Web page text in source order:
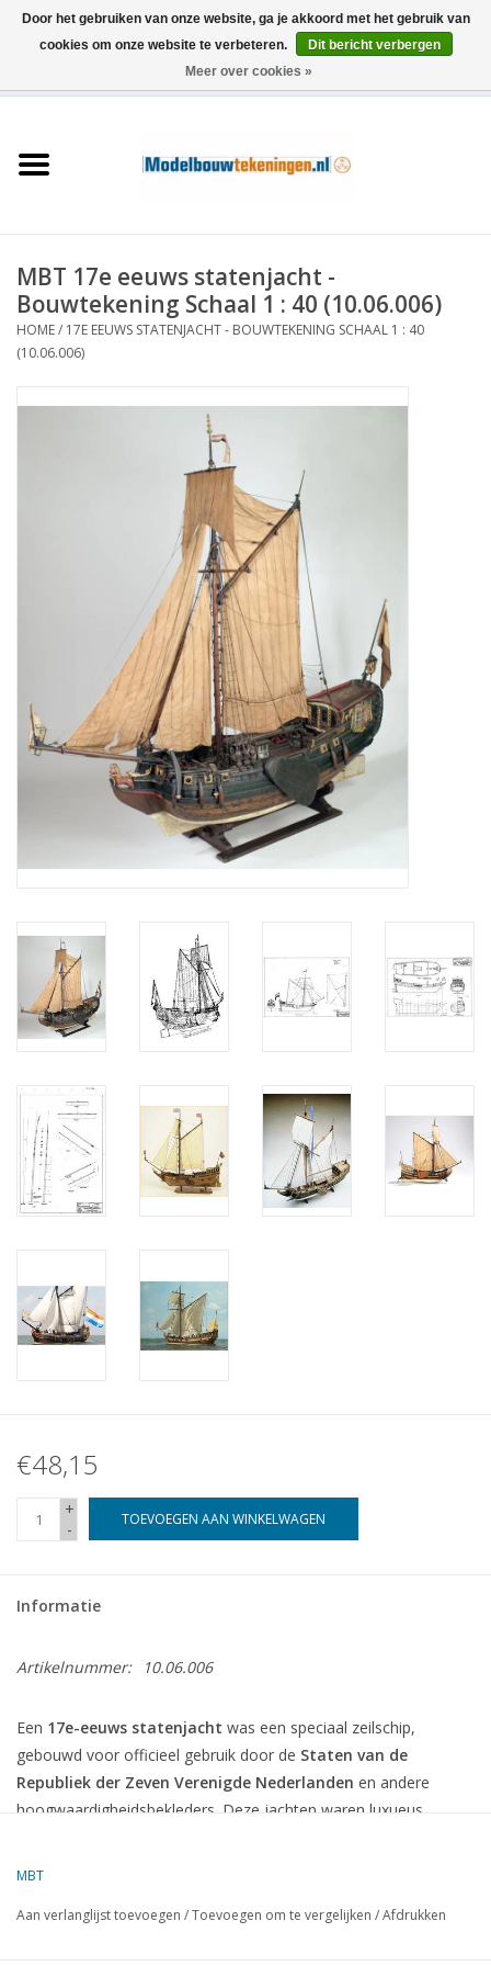
Schepen
Houtbouw
Scenery
NIEUWE TIJDSCHRIFTEN
ABONNEMENT DE
MODELBOUWER
Bouwbeschrijvingen
MBT 17e eeuws statenjacht -
Bouwtekening Schaal 1 : 40 (10.06.006)
HOME/ 17E EEUWS STATENJACHT - BOUWTEKENING SCHAAL 1 : 40
(10.06.006)
€48,15
+
-
TOEVOEGEN AAN WINKELWAGEN
Informatie
Artikelnummer: 10.06.006
Een 17e-eeuws statenjacht was een speciaal zeilschip,
gebouwd voor officieel gebruik door de Staten van de
Republiek der Zeven Verenigde Nederlanden en andere
hoogwaardigheidsbekleders. Deze jachten waren luxueus
MBT
Aan verlanglijst toevoegen /Toevoegen om te vergelijken /Afdrukken
Door het gebruiken van onze website, ga je akkoord met het gebruik van
cookies om onze website te verbeteren.
Dit bericht verbergen
Meer over cookies »